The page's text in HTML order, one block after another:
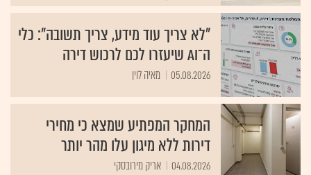
"לא צריך עוד מידע, צריך תשובה": כלי
ה־AI שיעזרו לכם לרכוש דירה
05.08.2026 מאיה לוין
המחקר המפתיע שמצא כי מחירי
דירות ללא מיגון עלו מהר יותר
04.08.2026 אריק מירובסקי